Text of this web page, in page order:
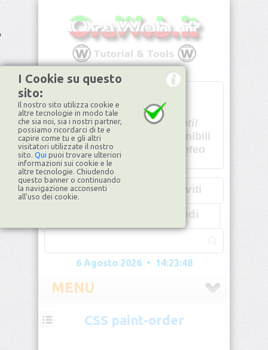
U - -
Spiacenti!
non disponibili
Dati meteo
©2026ilMeteo.it
Iscriviti
Accedi
6 Agosto 2026 • 14:23:50
MENU
CSS CSS paint-order
I Cookie su questo
sito:
Il nostro sito utilizza cookie e
altre tecnologie in modo tale
che sia noi, sia i nostri partner,
possiamo ricordarci di te e
capire come tu e gli altri
visitatori utilizzate il nostro
sito. Qui puoi trovare ulteriori
informazioni sui cookie e le
altre tecnologie. Chiudendo
questo banner o continuando
la navigazione acconsenti
all'uso dei cookie.